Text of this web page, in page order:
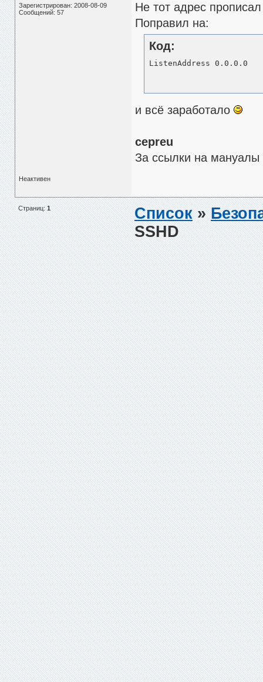
Зарегистрирован: 2008-08-09
Сообщений: 57
Не тот адрес
Поправил на:
Код:
ListenAddress 0.0.0.0
и всё заработало
cepreu
За ссылки на мануалы
Неактивен
Страниц:1 Список»
SSHD